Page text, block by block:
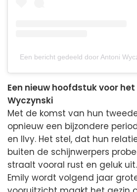
Een bericht gedeeld door Antoni
Een nieuw hoofdstuk voor het
Wyczynski
Met de komst van hun
opnieuw een bijzondere
en Ilvy. Het stel, dat hun
buiten de schijnwerpers
straalt vooral rust en geluk
Emily wordt volgend jaar